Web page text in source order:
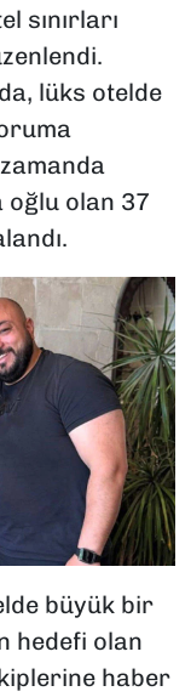
sınırları
lüks otelde
oğlu olan 37
büyük bir
hedefi olan
haber